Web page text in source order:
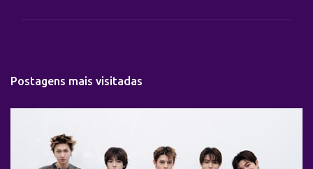
r
Postagens mais visitadas